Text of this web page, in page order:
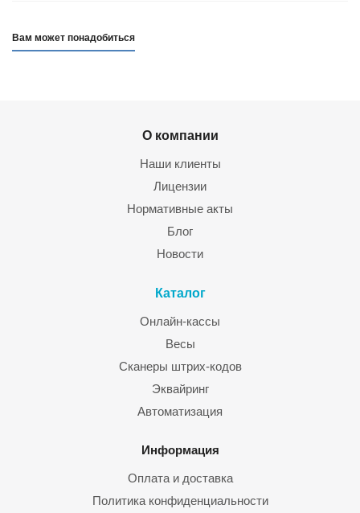
Вам может понадобиться
О компании
Наши клиенты
Лицензии
Нормативные акты
Блог
Новости
Каталог
Онлайн-кассы
Весы
Сканеры штрих-кодов
Эквайринг
Автоматизация
Информация
Оплата и доставка
Политика конфиденциальности